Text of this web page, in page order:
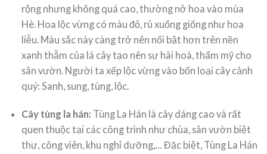
rộng nhưng không quá cao, thường nở hoa vào mùa
Hè. Hoa lộc vừng có màu đỏ, rủ xuống giống như hoa
liễu. Màu sắc này càng trở nên nổi bật hơn trên nền
xanh thẫm của lá cây tạo nên sự hài hoà, thẩm mỹ cho
sân vườn. Người ta xếp lộc vừng vào bốn loại cây cảnh
quý: Sanh, sung, tùng, lộc.
Cây tùng la hán: Tùng La Hán là cây dáng cao và rất
quen thuộc tại các công trình như chùa, sân vườn biệt
thự, công viên, khu nghỉ dưỡng,… Đặc biệt, Tùng La Hán